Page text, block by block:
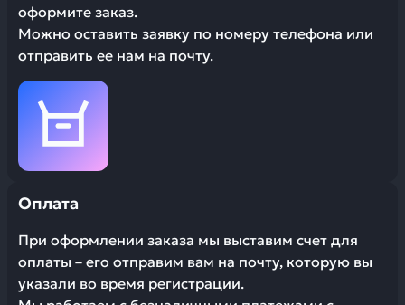
оформите заказ.
Можно оставить заявку по номеру телефона или
отправить ее нам на почту.
Оплата
При оформлении заказа мы выставим счет для
оплаты – его отправим вам на почту, которую вы
указали во время регистрации.